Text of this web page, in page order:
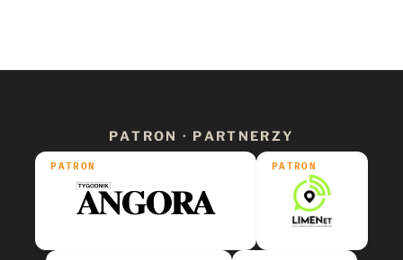
PATRON · PARTNERZY
PATRON PATRON